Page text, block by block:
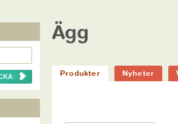
Ägg
Produkter Nyheter